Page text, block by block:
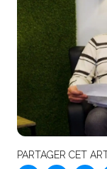
PARTAGER CET